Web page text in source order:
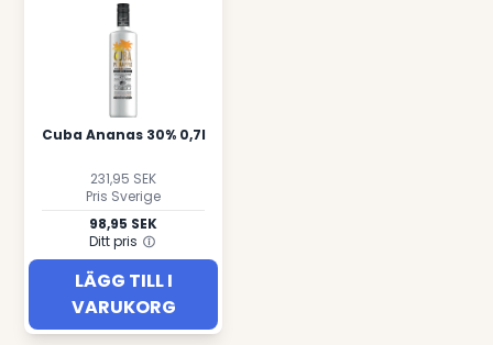
Cuba Ananas 30% 0,7l
231,95 SEK
Pris Sverige
98,95 SEK
Ditt pris
LÄGG TILL I
VARUKORG